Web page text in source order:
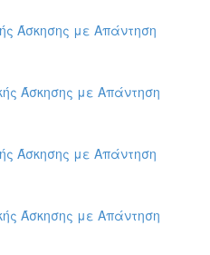
Άσκησης με Απάντηση
Άσκησης με Απάντηση
Άσκησης με Απάντηση
Άσκησης με Απάντηση